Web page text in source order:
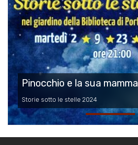
Pinocchio e la sua mamma
Storie sotto le stelle 2024